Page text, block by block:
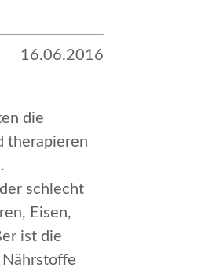
16.06.2016
die
therapieren
schlecht
Eisen,
ist die
Nährstoffe